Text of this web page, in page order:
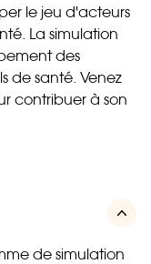
le jeu d'acteurs
La simulation
des
de santé. Venez
contribuer à son
de simulation